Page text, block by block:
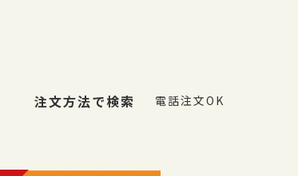
注文方法で検索 電話注文OK